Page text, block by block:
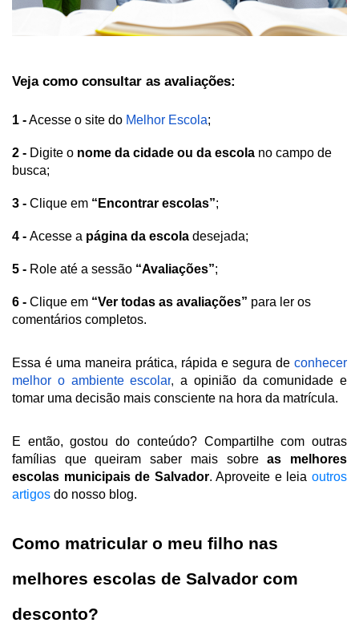
Veja como consultar as avaliações:
1 - Acesse o site do Melhor Escola;
2 - Digite o nome da cidade ou da escola no campo de
busca;
3 - Clique em “Encontrar escolas”;
4 - Acesse a página da escola desejada;
5 - Role até a sessão “Avaliações”;
6 - Clique em “Ver todas as avaliações” para ler os
comentários completos.
Essa é uma maneira prática, rápida e segura de conhecer
melhor o ambiente escolar, a opinião da comunidade e
tomar uma decisão mais consciente na hora da matrícula.
E então, gostou do conteúdo? Compartilhe com outras
famílias que queiram saber mais sobre as melhores
escolas municipais de Salvador. Aproveite e leia outros
artigos do nosso blog.
Como matricular o meu filho nas
melhores escolas de Salvador com
desconto?